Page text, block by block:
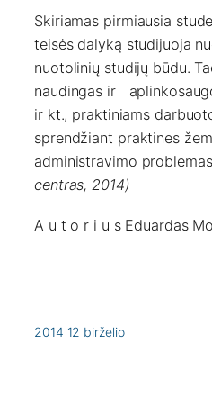
Skiriamas pirmiausia
teisės dalyką studijuoja
nuotolinių studijų būdu.
naudingas ir
ir kt., praktiniams
sprendžiant praktines
administravimo
centras, 2014)
A u t o r i u s Eduardas
2014 12 birželio